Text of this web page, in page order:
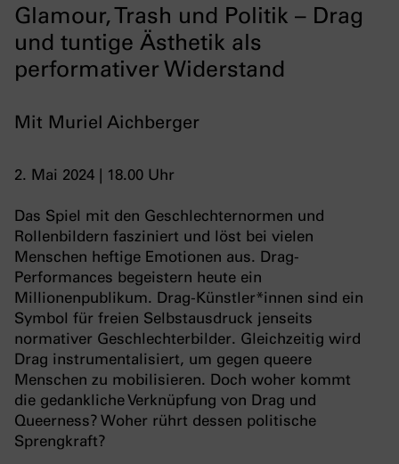
Glamour, Trash und Politik – Drag
und tuntige Ästhetik als
performativer Widerstand
Mit Muriel Aichberger
2. Mai 2024 | 18.00 Uhr
Das Spiel mit den Geschlechternormen und
Rollenbildern fasziniert und löst bei vielen
Menschen heftige Emotionen aus. Drag-
Performances begeistern heute ein
Millionenpublikum. Drag-Künstler*innen sind ein
Symbol für freien Selbstausdruck jenseits
normativer Geschlechterbilder. Gleichzeitig wird
Drag instrumentalisiert, um gegen queere
Menschen zu mobilisieren. Doch woher kommt
die gedankliche Verknüpfung von Drag und
Queerness? Woher rührt dessen politische
Sprengkraft?